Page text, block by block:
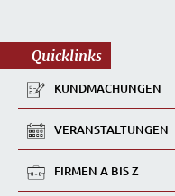
Quicklinks
KUNDMACHUNGEN
VERANSTALTUNGEN
FIRMEN A BIS Z